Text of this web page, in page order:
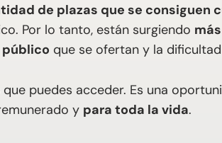
de plazas que se consiguen
Por lo tanto, están surgiendo
que se ofertan y la
que puedes acceder. Es una
y para toda la vida.